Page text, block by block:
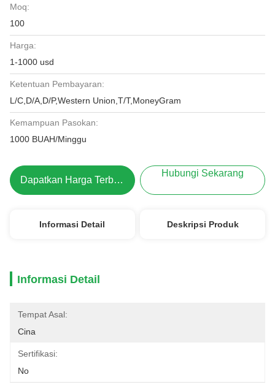
Moq:
100
Harga:
1-1000 usd
Ketentuan Pembayaran:
L/C,D/A,D/P,Western Union,T/T,MoneyGram
Kemampuan Pasokan:
1000 BUAH/Minggu
Dapatkan Harga Terbaik
Hubungi Sekarang
Informasi Detail Deskripsi Produk
Informasi Detail
Tempat Asal:
Cina
Sertifikasi:
No